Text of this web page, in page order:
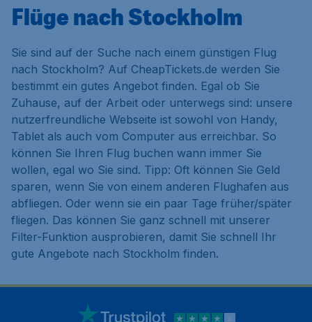
Flüge nach Stockholm
Sie sind auf der Suche nach einem günstigen Flug
nach Stockholm? Auf CheapTickets.de werden Sie
bestimmt ein gutes Angebot finden. Egal ob Sie
Zuhause, auf der Arbeit oder unterwegs sind: unsere
nutzerfreundliche Webseite ist sowohl von Handy,
Tablet als auch vom Computer aus erreichbar. So
können Sie Ihren Flug buchen wann immer Sie
wollen, egal wo Sie sind. Tipp: Oft können Sie Geld
sparen, wenn Sie von einem anderen Flughafen aus
abfliegen. Oder wenn sie ein paar Tage früher/später
fliegen. Das können Sie ganz schnell mit unserer
Filter-Funktion ausprobieren, damit Sie schnell Ihr
gute Angebote nach Stockholm finden.